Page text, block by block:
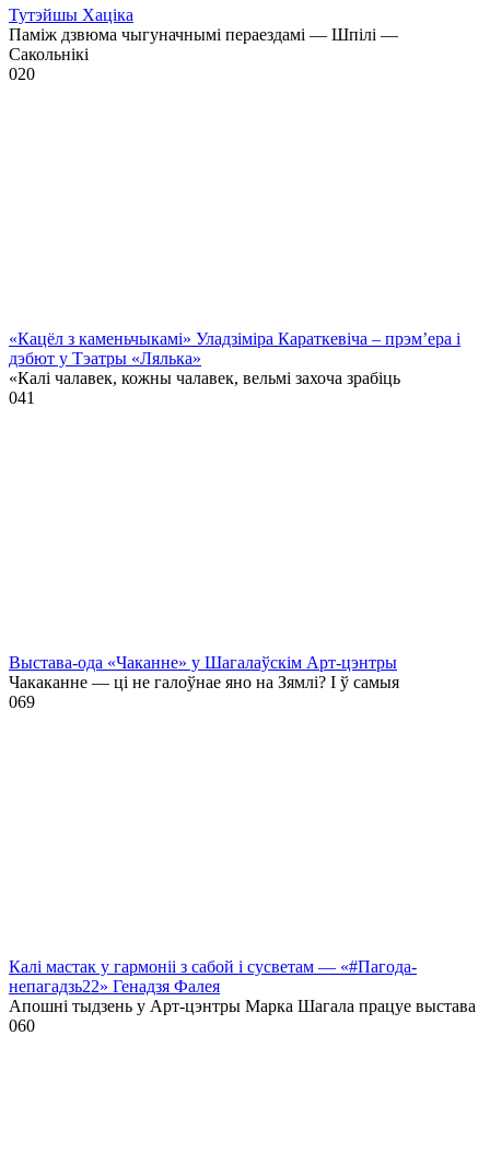
Тутэйшы Хаціка
Паміж дзвюма чыгуначнымі пераездамі — Шпілі —
Сакольнікі
020
«Кацёл з каменьчыкамі» Уладзіміра Караткевіча – прэм’ера і
дэбют у Тэатры «Лялька»
«Калі чалавек, кожны чалавек, вельмі захоча зрабіць
041
Выстава-ода «Чаканне» у Шагалаўскім Арт-цэнтры
Чакаканне — ці не галоўнае яно на Зямлі? І ў самыя
069
Калі мастак у гармоніі з сабой і сусветам — «#Пагода-
непагадзь22» Генадзя Фалея
Апошні тыдзень у Арт-цэнтры Марка Шагала працуе выстава
060